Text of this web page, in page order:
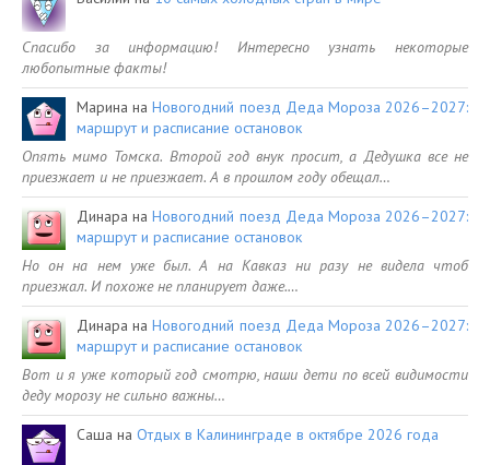
Спасибо за информацию! Интересно узнать некоторые
любопытные факты!
Марина наНовогодний поезд Деда Мороза 2026–2027:
маршрут и расписание остановок
Опять мимо Томска. Второй год внук просит, а Дедушка все не
приезжает и не приезжает. А в прошлом году обещал…
Динара наНовогодний поезд Деда Мороза 2026–2027:
маршрут и расписание остановок
Но он на нем уже был. А на Кавказ ни разу не видела чтоб
приезжал. И похоже не планирует даже.…
Динара наНовогодний поезд Деда Мороза 2026–2027:
маршрут и расписание остановок
Вот и я уже который год смотрю, наши дети по всей видимости
деду морозу не сильно важны…
Саша на Отдых в Калининграде в октябре 2026 года